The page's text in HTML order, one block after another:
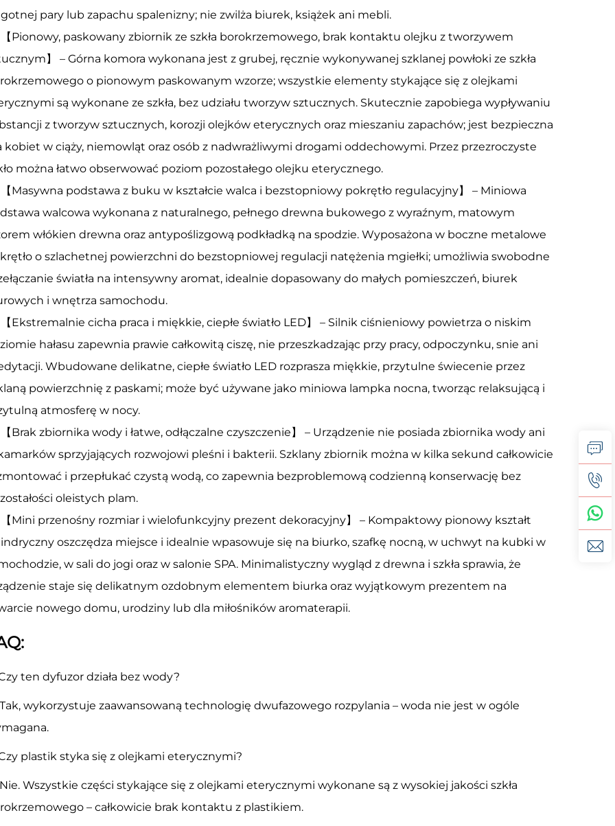
pary lub zapachu spalenizny; nie zwilża biurek, książek ani mebli.
【Pionowy, paskowany zbiornik ze szkła borokrzemowego, brak kontaktu olejku z tworzywem
】 – Górna komora wykonana jest z grubej, ręcznie wykonywanej szklanej powłoki ze szkła
o pionowym paskowanym wzorze; wszystkie elementy stykające się z olejkami
są wykonane ze szkła, bez udziału tworzyw sztucznych. Skutecznie zapobiega wypływaniu
z tworzyw sztucznych, korozji olejków eterycznych oraz mieszaniu zapachów; jest bezpieczna
kobiet w ciąży, niemowląt oraz osób z nadwrażliwymi drogami oddechowymi. Przez przezroczyste
można łatwo obserwować poziom pozostałego olejku eterycznego.
【Masywna podstawa z buku w kształcie walca i bezstopniowy pokrętło regulacyjny】 – Miniowa
walcowa wykonana z naturalnego, pełnego drewna bukowego z wyraźnym, matowym
włókien drewna oraz antypoślizgową podkładką na spodzie. Wyposażona w boczne metalowe
o szlachetnej powierzchni do bezstopniowej regulacji natężenia mgiełki; umożliwia swobodne
światła na intensywny aromat, idealnie dopasowany do małych pomieszczeń, biurek
i wnętrza samochodu.
【Ekstremalnie cicha praca i miękkie, ciepłe światło LED】 – Silnik ciśnieniowy powietrza o niskim
hałasu zapewnia prawie całkowitą ciszę, nie przeszkadzając przy pracy, odpoczynku, snie ani
Wbudowane delikatne, ciepłe światło LED rozprasza miękkie, przytulne świecenie przez
powierzchnię z paskami; może być używane jako miniowa lampka nocna, tworząc relaksującą i
atmosferę w nocy.
【Brak zbiornika wody i łatwe, odłączalne czyszczenie】 – Urządzenie nie posiada zbiornika wody ani
sprzyjających rozwojowi pleśni i bakterii. Szklany zbiornik można w kilka sekund całkowicie
i przepłukać czystą wodą, co zapewnia bezproblemową codzienną konserwację bez
oleistych plam.
【Mini przenośny rozmiar i wielofunkcyjny prezent dekoracyjny】 – Kompaktowy pionowy kształt
oszczędza miejsce i idealnie wpasowuje się na biurko, szafkę nocną, w uchwyt na kubki w
w sali do jogi oraz w salonie SPA. Minimalistyczny wygląd z drewna i szkła sprawia, że
staje się delikatnym ozdobnym elementem biurka oraz wyjątkowym prezentem na
nowego domu, urodziny lub dla miłośników aromaterapii.
ten dyfuzor działa bez wody?
wykorzystuje zaawansowaną technologię dwufazowego rozpylania – woda nie jest w ogóle
plastik styka się z olejkami eterycznymi?
Wszystkie części stykające się z olejkami eterycznymi wykonane są z wysokiej jakości szkła
– całkowicie brak kontaktu z plastikiem.